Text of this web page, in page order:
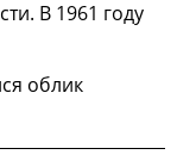
В 1961 году
облик